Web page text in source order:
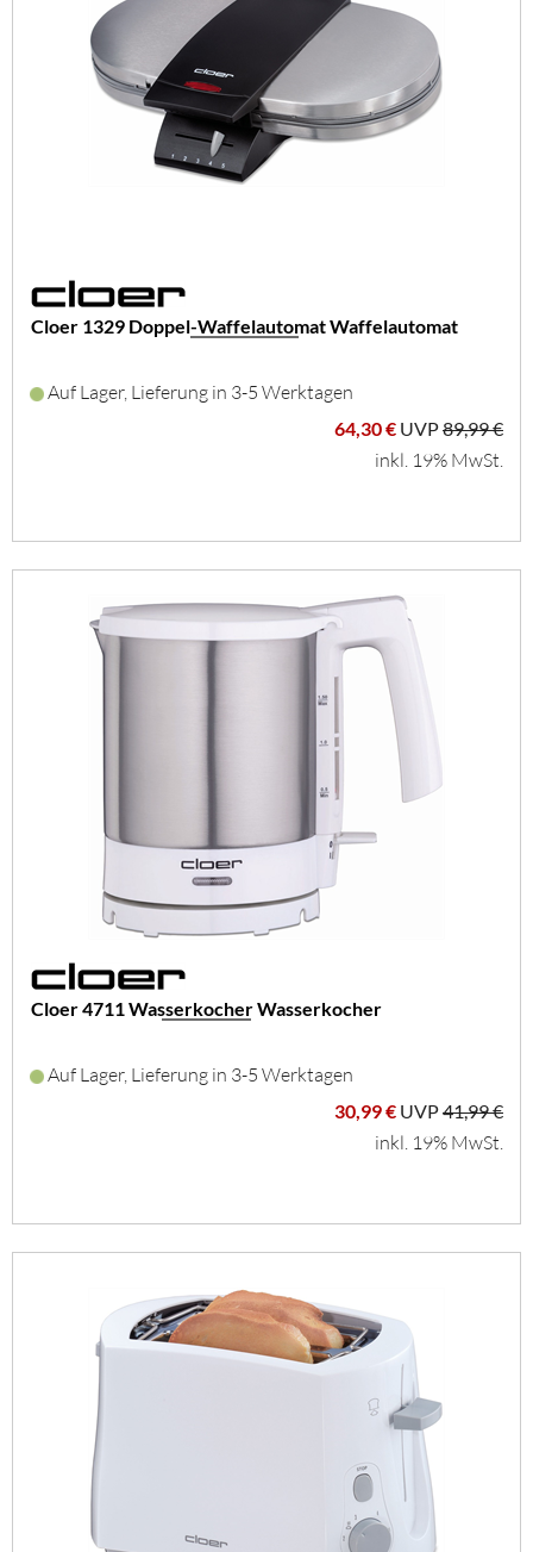
Cloer 1329 Doppel-Waffelautomat Waffelautomat
Auf Lager, Lieferung in 3-5 Werktagen
64,30 € UVP89,99 €
inkl. 19% MwSt.
Cloer 4711 Wasserkocher Wasserkocher
Auf Lager, Lieferung in 3-5 Werktagen
30,99 € UVP41,99 €
inkl. 19% MwSt.